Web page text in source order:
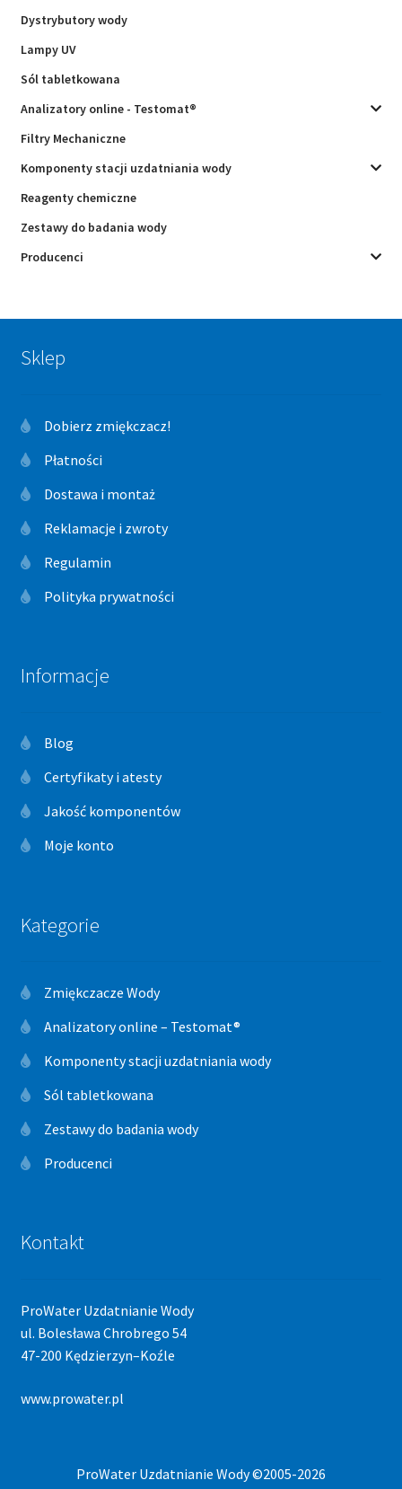
Dystrybutory wody
Lampy UV
Sól tabletkowana
Analizatory online - Testomat®
Filtry Mechaniczne
Komponenty stacji uzdatniania wody
Reagenty chemiczne
Zestawy do badania wody
Producenci
Sklep
Dobierz zmiękczacz!
Płatności
Dostawa i montaż
Reklamacje i zwroty
Regulamin
Polityka prywatności
Informacje
Blog
Certyfikaty i atesty
Jakość komponentów
Moje konto
Kategorie
Zmiękczacze Wody
Analizatory online – Testomat®
Komponenty stacji uzdatniania wody
Sól tabletkowana
Zestawy do badania wody
Producenci
Kontakt
ProWater Uzdatnianie Wody
ul. Bolesława Chrobrego 54
47-200 Kędzierzyn–Koźle
www.prowater.pl
ProWater Uzdatnianie Wody ©2005-2026